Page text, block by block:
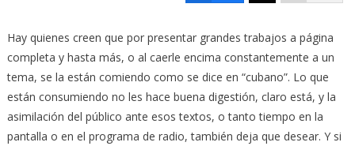
Hay quienes creen que por presentar grandes trabajos a página
completa y hasta más, o al caerle encima constantemente a un
tema, se la están comiendo como se dice en “cubano”. Lo que
están consumiendo no les hace buena digestión, claro está, y la
asimilación del público ante esos textos, o tanto tiempo en la
pantalla o en el programa de radio, también deja que desear. Y si